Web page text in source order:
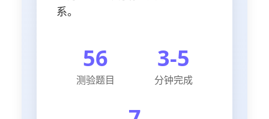
系。
56
测验题目
3-5
分钟完成